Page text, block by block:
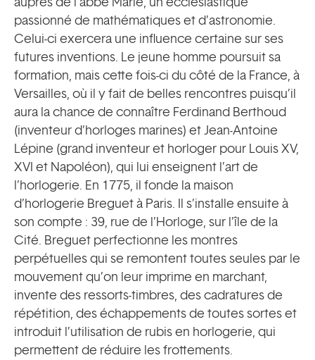
passionné de mathématiques et d’astronomie.
Celui-ci exercera une influence certaine sur ses
futures inventions. Le jeune homme poursuit sa
formation, mais cette fois-ci du côté de la France, à
Versailles, où il y fait de belles rencontres puisqu’il
aura la chance de connaître Ferdinand Berthoud
(inventeur d’horloges marines) et Jean-Antoine
Lépine (grand inventeur et horloger pour Louis XV,
XVI et Napoléon), qui lui enseignent l’art de
l’horlogerie. En 1775, il fonde la maison
d’horlogerie Breguet à Paris. Il s’installe ensuite à
son compte : 39, rue de l’Horloge, sur l’île de la
Cité. Breguet perfectionne les montres
perpétuelles qui se remontent toutes seules par le
mouvement qu’on leur imprime en marchant,
invente des ressorts-timbres, des cadratures de
répétition, des échappements de toutes sortes et
introduit l’utilisation de rubis en horlogerie, qui
permettent de réduire les frottements.